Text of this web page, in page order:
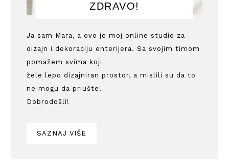
ZDRAVO!
Ja sam Mara, a ovo je moj online studio za
dizajn i dekoraciju enterijera. Sa svojim timom
pomažem svima koji
žele lepo dizajniran prostor, a mislili su da to
ne mogu da priušte!
Dobrodošli!
SAZNAJ VIŠE